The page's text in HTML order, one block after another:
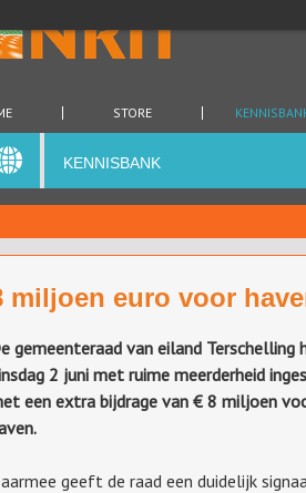
STORE
KENNISBANK
miljoen euro voor
gemeenteraad van eiland Terschelling
2 juni met ruime meerderheid
een extra bijdrage van € 8 miljoen
geeft de raad een duidelijk